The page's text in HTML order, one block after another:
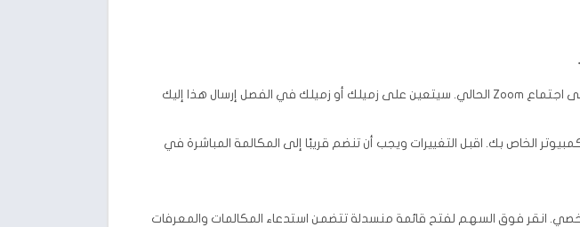
للبدء ، قم بتثبيت التطبيق على جهاز Mac أو الكمبيوتر الشخصي ، ثم اقبل دعوة للانضمام إلى اجتماع Zoom الحالي. سيتعين على زميلك أو زميلك في الفصل إرسال هذا إليك
الخاص بك. اقبل التغييرات ويجب أن تنضم قريبًا إلى المكالمة المباشرة في
انقر فوق السهم لفتح قائمة منسدلة تتضمن استدعاء المكالمات والمعرفات